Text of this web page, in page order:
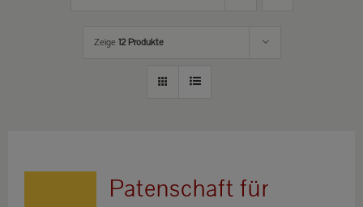
Zeige 12 Produkte
Patenschaft für